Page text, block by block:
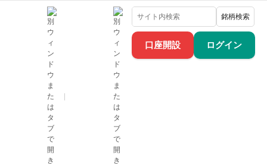
口座開設 ログイン
銘柄検索